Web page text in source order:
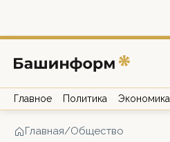
Главное Политика Экономика
Главная/Общество